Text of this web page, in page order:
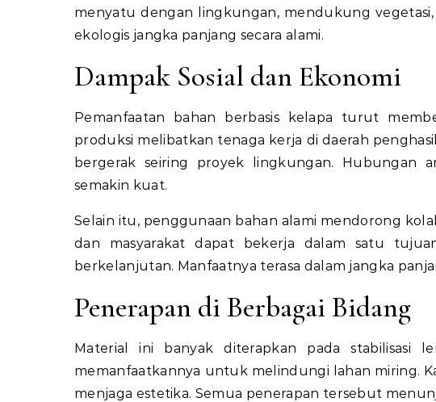
menyatu dengan lingkungan, mendukung
ekologis jangka panjang secara alami.
Dampak Sosial dan Ekonomi
Pemanfaatan bahan berbasis kelapa turut
produksi melibatkan tenaga kerja di daerah
bergerak seiring proyek lingkungan. Hubungan
semakin kuat.
Selain itu, penggunaan bahan alami mendorong
dan masyarakat dapat bekerja dalam satu
berkelanjutan. Manfaatnya terasa dalam jangka
Penerapan di Berbagai Bidang
Material ini banyak diterapkan pada stabilisasi
memanfaatkannya untuk melindungi lahan miring.
menjaga estetika. Semua penerapan tersebut